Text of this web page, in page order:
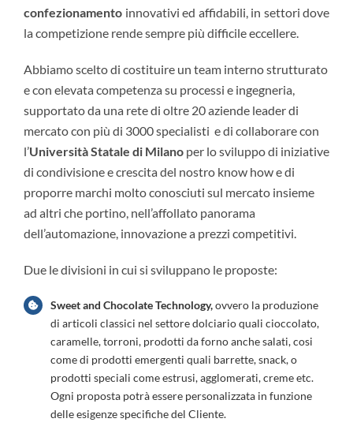
confezionamento innovativi ed affidabili, in settori dove
la competizione rende sempre più difficile eccellere.
Abbiamo scelto di costituire un team interno strutturato
e con elevata competenza su processi e ingegneria,
supportato da una rete di oltre 20 aziende leader di
mercato con più di 3000 specialisti e di collaborare con
l’Università Statale di Milano per lo sviluppo di iniziative
di condivisione e crescita del nostro know how e di
proporre marchi molto conosciuti sul mercato insieme
ad altri che portino, nell’affollato panorama
dell’automazione, innovazione a prezzi competitivi.
Due le divisioni in cui si sviluppano le proposte:
Sweet and Chocolate Technology,ovvero la produzione
di articoli classici nel settore dolciario quali cioccolato,
caramelle, torroni, prodotti da forno anche salati, cosi
come di prodotti emergenti quali barrette, snack, o
prodotti speciali come estrusi, agglomerati, creme etc.
Ogni proposta potrà essere personalizzata in funzione
delle esigenze specifiche del Cliente.